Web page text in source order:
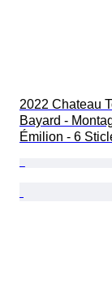
2022 Chateau
Bayard -
Émilion - 6